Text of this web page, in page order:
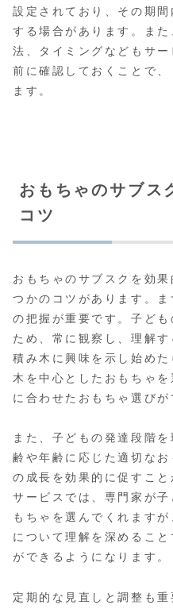
設定されており、その期
する場合があります。ま
法、タイミングなどもサ
前に確認しておくことで
ます。
おもちゃのサブス
コツ
おもちゃのサブスクを効
つかのコツがあります。
の把握が重要です。子ど
ため、常に観察し、理解
積み木に興味を示し始め
木を中心としたおもちゃ
に合わせたおもちゃ選びが
また、子どもの発達段階
齢や年齢に応じた適切な
の成長を効果的に促すこ
サービスでは、専門家が
もちゃを選んでくれます
について理解を深めるこ
ができるようになります。
定期的な見直しと調整も